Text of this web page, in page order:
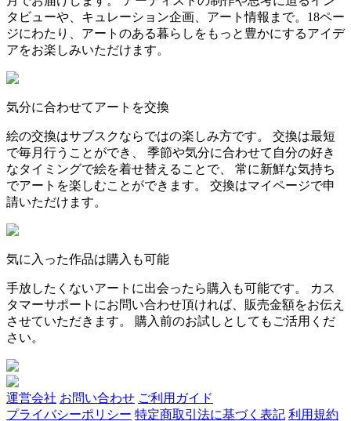
タビューや、キュレーション企画、アート情報まで。18ペー
ジにわたり、アートのある暮らしをもっと豊かにするアイデ
アをお楽しみいただけます。
気分に合わせてアートを交換
絵の交換はサブスクならではの楽しみ方です。 交換は最短
で毎月行うことができ、 季節や気分に合わせて自分の好き
なタイミングで絵を着せ替えることで、 常に新鮮な気持ち
でアートを楽しむことができます。 交換はマイページで申
請いただけます。
気に入った作品は購入も可能
手放したくないアートに出会ったら購入も可能です。 カス
タマーサポートにお問い合わせ頂ければ、販売金額をお伝え
させていただきます。 購入前のお試しとしてもご活用くだ
さい。
運営会社 お問い合わせ ご利用ガイド
プライバシーポリシー 特定商取引法に基づく表記 利用規約